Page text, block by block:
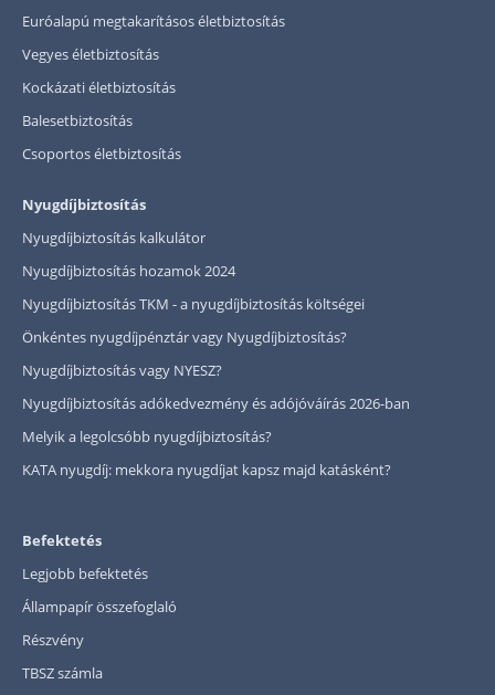
Euróalapú megtakarításos életbiztosítás
Vegyes életbiztosítás
Kockázati életbiztosítás
Balesetbiztosítás
Csoportos életbiztosítás
Nyugdíjbiztosítás
Nyugdíjbiztosítás kalkulátor
Nyugdíjbiztosítás hozamok 2024
Nyugdíjbiztosítás TKM - a nyugdíjbiztosítás költségei
Önkéntes nyugdíjpénztár vagy Nyugdíjbiztosítás?
Nyugdíjbiztosítás vagy NYESZ?
Nyugdíjbiztosítás adókedvezmény és adójóváírás 2026-ban
Melyik a legolcsóbb nyugdíjbiztosítás?
KATA nyugdíj: mekkora nyugdíjat kapsz majd katásként?
Befektetés
Legjobb befektetés
Állampapír összefoglaló
Részvény
TBSZ számla